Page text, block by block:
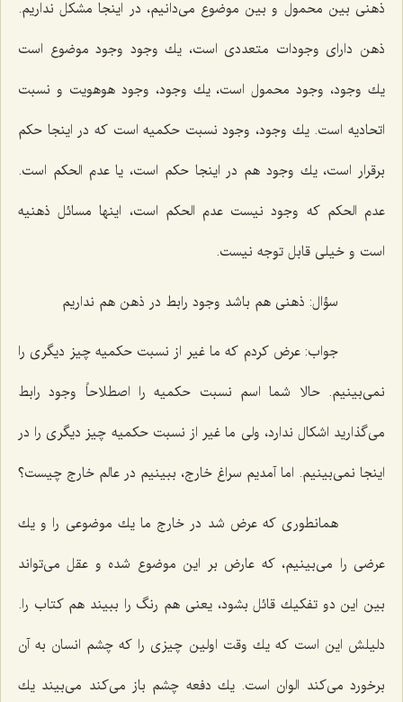
ذهنى بین محمول و بین موضوع مى‌دانیم، در اینجا مشكل نداریم.
ذهن داراى وجودات متعددى است، یك وجود وجود موضوع است
یك وجود، وجود محمول است، یك وجود، وجود هوهویت و نسبت
اتحادیه است. یك وجود، وجود نسبت حكمیه است كه در اینجا حكم
برقرار است، یك وجود هم در اینجا حكم است، یا عدم الحكم است.
عدم الحكم كه وجود نیست عدم الحكم است، اینها مسائل ذهنیه
است و خیلى قابل توجه نیست.
سؤال:ذهنى هم باشد وجود رابط در ذهن هم نداریم
جواب:عرض كردم كه ما غیر از نسبت حكمیه چیز دیگرى را
نمى‌بینیم. حالا شما اسم نسبت حكمیه را اصطلاحاً وجود رابط
مى‌گذارید اشكال ندارد، ولى ما غیر از نسبت حكمیه چیز دیگرى را در
اینجا نمى‌بینیم. اما آمدیم سراغ خارج، ببینیم در عالم خارج چیست؟
همانطورى كه عرض شد در خارج ما یك موضوعى را و یك
عرضى را مى‌بینیم، كه عارض بر این موضوع شده و عقل مى‌تواند
بین این دو تفكیك قائل بشود، یعنى هم رنگ را ببیند هم كتاب را.
دلیلش این است كه یك وقت اولین چیزى را كه چشم انسان به آن
برخورد مى‌كند الوان است. یك دفعه چشم باز مى‌كند مى‌بیند یك